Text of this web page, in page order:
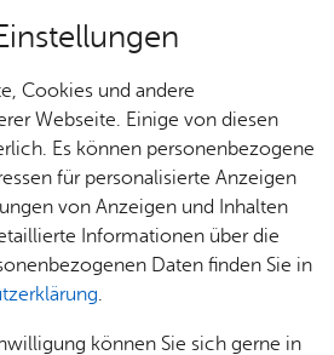
& Stadt
Jobs
Ge­
Ver­wal­tung
Zoll­we­sen
1826 - Zoll­ver­
dem Kö­nig­
Cookies und andere
Webseite. Einige von diesen
Es können personenbezogene
für personalisierte Anzeigen
von Anzeigen und Inhalten
Informationen über die
Daten finden Sie in
.
können Sie sich gerne in